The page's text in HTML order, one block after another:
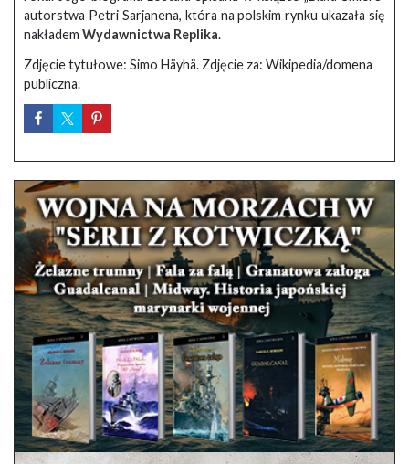
autorstwa Petri Sarjanena, która na polskim rynku ukazała się
nakładem Wydawnictwa Replika.
Zdjęcie tytułowe: Simo Häyhä. Zdjęcie za: Wikipedia/domena
publiczna.